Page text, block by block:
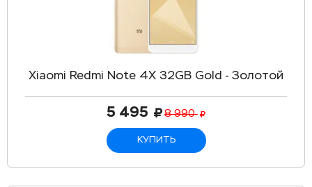
Xiaomi Redmi Note 4X 32GB Gold - Золотой
5 495 8 990
КУПИТЬ